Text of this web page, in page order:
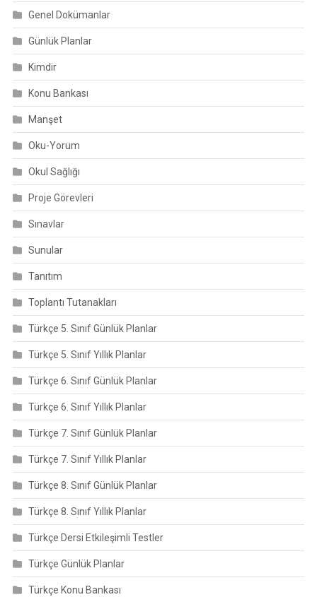
Genel Dokümanlar
Günlük Planlar
Kimdir
Konu Bankası
Manşet
Oku-Yorum
Okul Sağlığı
Proje Görevleri
Sınavlar
Sunular
Tanıtım
Toplantı Tutanakları
Türkçe 5. Sınıf Günlük Planlar
Türkçe 5. Sınıf Yıllık Planlar
Türkçe 6. Sınıf Günlük Planlar
Türkçe 6. Sınıf Yıllık Planlar
Türkçe 7. Sınıf Günlük Planlar
Türkçe 7. Sınıf Yıllık Planlar
Türkçe 8. Sınıf Günlük Planlar
Türkçe 8. Sınıf Yıllık Planlar
Türkçe Dersi Etkileşimli Testler
Türkçe Günlük Planlar
Türkçe Konu Bankası